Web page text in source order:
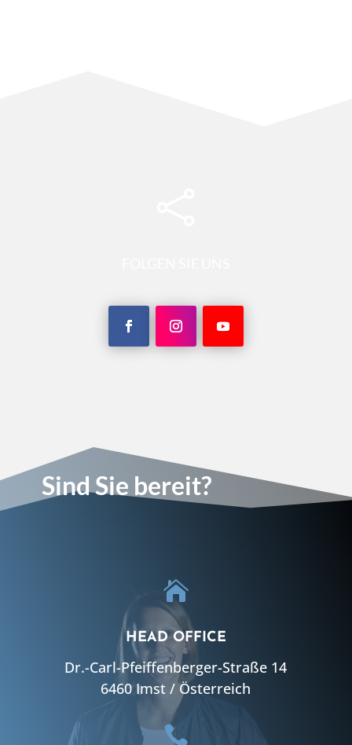
Sind Sie bereit?

HEAD OFFICE
Dr.-Carl-Pfeiffenberger-Straße 14
6460 Imst / Österreich
